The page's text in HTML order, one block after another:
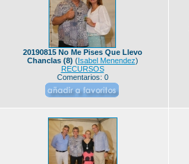
20190815 No Me Pises Que Llevo
Chanclas (8) (Isabel Menendez)
RECURSOS
Comentarios: 0